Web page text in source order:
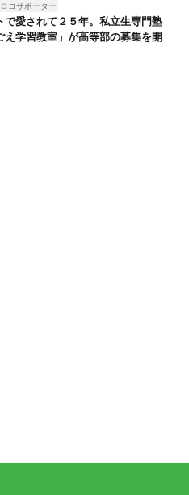
ロコサポーター
で愛されて２５年。私立生専門塾
え学習教室」が高等部の募集を開